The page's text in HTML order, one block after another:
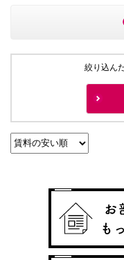
絞り込ん